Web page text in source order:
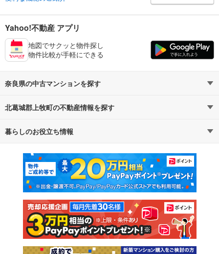
Yahoo!不動産 アプリ
地図でサクッと物件探し
物件比較が手軽にできる
奈良県の中古マンションを探す
路線・駅から探す
通勤・通学時間から探す
北葛城郡上牧町の不動産情報を探す
不動産・住宅
新築マンション 中古マンション
新築一戸建て 中古一戸建て
注文住宅 土地
売却査定
暮らしのお役立ち情報
マンションカタログ 教えて！住まいの先生